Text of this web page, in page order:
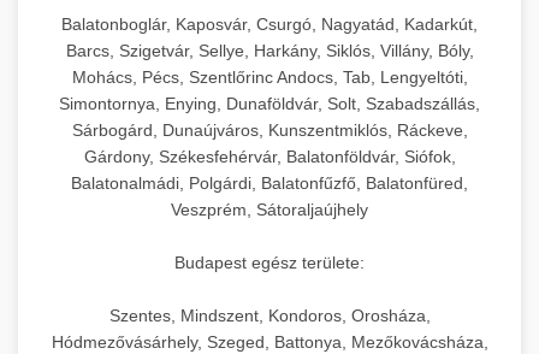
chef-iparikonyhagepek.hu
kereskedelmi sütősütő
Professzionális hűtőegységek és hűtőkamrák
kereskedelmi konyhák számára.
Energiahatékony hűtési megoldások nagy
kapacitással.
chef-iparikonyhagepek.hu
kereskedelmi hűtőegység
💧 26. Ipari Mosogatógép +
Kereskedelmi mosogatóberendezések nagy
forgalmú éttermi műveletekhez. Gyors tisztítási
ciklusok fertőtlenítési képességekkel.
kereskedelmi mosogatógép
🧀 27. Ipari Sajtreszelő Gép +
Ipari sajtreszelők és aprítógépek kereskedelmi
méretek különböző alkalmazásokhoz.
chef-iparikonyhagepek.hu
🍳 28. Nagykonyhai
Teljes körű nagykonyhai berendezések és
Balatonboglár, Kaposvár, Csurgó, Nagyatád, Kadarkút,
Barcs, Szigetvár, Sellye, Harkány, Siklós, Villány, Bóly,
Mohács, Pécs, Szentlőrinc Andocs, Tab, Lengyeltóti,
Simontornya, Enying, Dunaföldvár, Solt, Szabadszállás,
Sárbogárd, Dunaújváros, Kunszentmiklós, Ráckeve,
Gárdony, Székesfehérvár, Balatonföldvár, Siófok,
Balatonalmádi, Polgárdi, Balatonfűzfő, Balatonfüred,
Veszprém, Sátoraljaújhely
Budapest egész területe:
Szentes, Mindszent, Kondoros, Orosháza,
Hódmezővásárhely, Szeged, Battonya, Mezőkovácsháza,